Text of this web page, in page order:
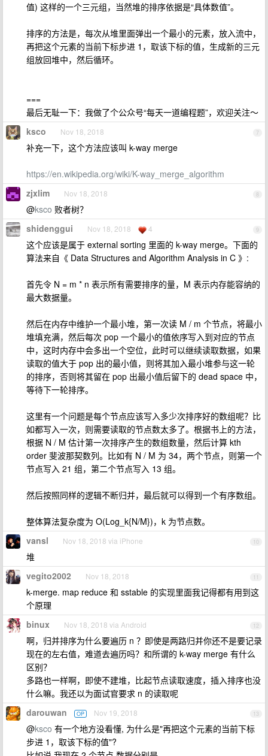
值) 这样的一个三元组，当然堆的排序依据是“具体数值”。
排序的方法是，每次从堆里面弹出一个最小的元素，放入流中，
再把这个元素的当前下标步进 1，取该下标的值，生成新的三元
组放回堆中，然后循环。
===
最后无耻一下：我做了个公众号“每天一道编程题”，欢迎关注～
7
ksco Nov 18, 2018
补充一下，这个方法应该叫 k-way merge
https://en.wikipedia.org/wiki/K-way_merge_algorithm
8
zjxlim Nov 18, 2018
@ksco 败者树？
9
shidenggui Nov 18, 2018 4
这个应该是属于 external sorting 里面的 k-way merge。下面的
算法来自《 Data Structures and Algorithm Analysis in C 》:
首先令 N = m * n 表示所有需要排序的量，M 表示内存能容纳的
最大数据量。
然后在内存中维护一个最小堆，第一次读 M / m 个节点，将最小
堆填充满，然后每次 pop 一个最小的值依序写入到对应的节点
中，这时内存中会多出一个空位，此时可以继续读取数据，如果
读取的值大于 pop 出的最小值，则将其加入最小堆参与这一轮
的排序，否则将其留在 pop 出最小值后留下的 dead space 中，
等待下一轮排序。
这里有一个问题是每个节点应该写入多少次排序好的数组呢？比
如都写入一次，则需要读取的节点数太多了。根据书上的方法，
根据 N / M 估计第一次排序产生的数组数量，然后计算 kth
order 斐波那契数列。比如有 N / M 为 34，两个节点，则第一个
节点写入 21 组，第二个节点写入 13 组。
然后按照同样的逻辑不断归并，最后就可以得到一个有序数组。
整体算法复杂度为 O(Log_k{N/M})，k 为节点数。
10
vansl Nov 18, 2018 via iPhone
堆
11
vegito2002 Nov 18, 2018
k-merge. map reduce 和 sstable 的实现里面我记得都有用到这
个原理
12
binux Nov 18, 2018 via Android
啊，归并排序为什么要遍历 n ？即使是两路归并你还不是要记录
现在的左右值，难道去遍历吗？和所谓的 k-way merge 有什么
区别？
多路也一样啊，即使不建堆，比起节点读取速度，插入排序也没
什么嘛。我还以为面试官要求 n 的读取呢
13
darouwan OP Nov 19, 2018
@ksco 有一个地方没看懂, 为什么是"再把这个元素的当前下标
步进 1，取该下标的值"?